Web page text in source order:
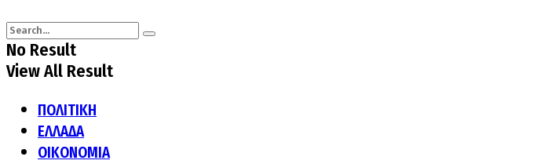
No Result
View All Result
ΠΟΛΙΤΙΚΗ
ΕΛΛΑΔΑ
ΟΙΚΟΝΟΜΙΑ